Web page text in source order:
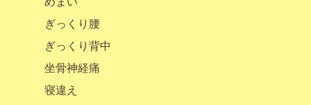
ぎっくり腰
ぎっくり背中
坐骨神経痛
寝違え